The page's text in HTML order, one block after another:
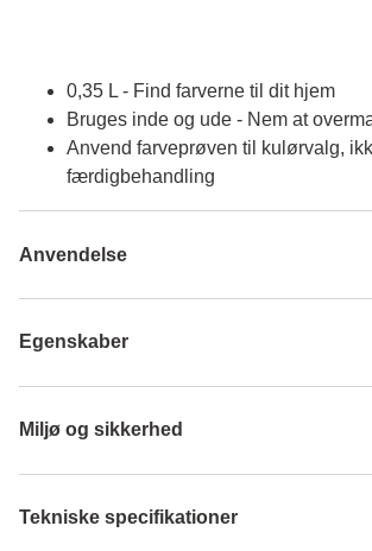
0,35 L - Find farverne til dit hjem
Bruges inde og ude - Nem at
Anvend farveprøven til kulørvalg,
færdigbehandling
Anvendelse
Egenskaber
Miljø og sikkerhed
Tekniske specifikationer